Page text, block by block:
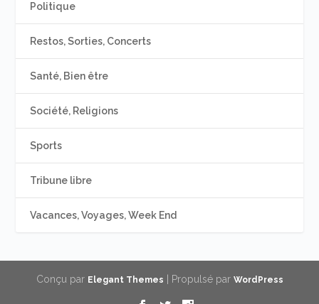
Politique
Restos, Sorties, Concerts
Santé, Bien être
Société, Religions
Sports
Tribune libre
Vacances, Voyages, Week End
Conçu par Elegant Themes | Propulsé par WordPress